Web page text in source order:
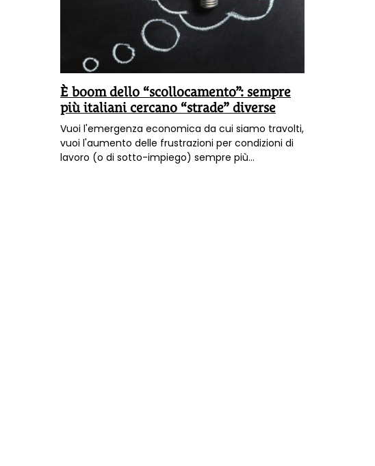
È boom dello “scollocamento”: sempre
più italiani cercano “strade” diverse
Vuoi l'emergenza economica da cui siamo travolti,
vuoi l'aumento delle frustrazioni per condizioni di
lavoro (o di sotto-impiego) sempre più